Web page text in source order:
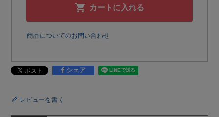
カートに入れる
商品についてのお問い合わせ
シェア
レビューを書く